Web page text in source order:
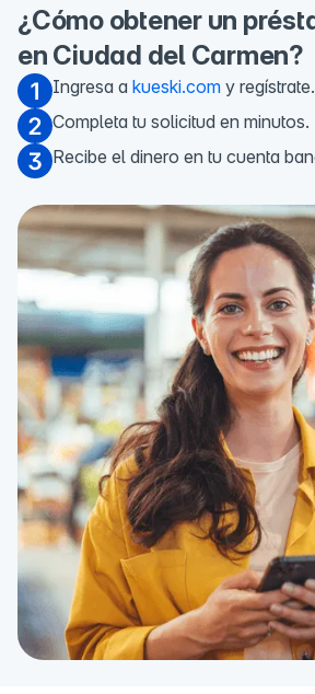
¿Cómo obtener un
en Ciudad del Carmen?
Ingresa a kueski.com y regístrate.
Completa tu solicitud en minutos.
Recibe el dinero en tu cuenta